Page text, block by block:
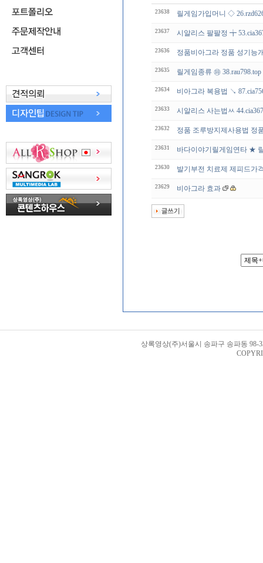
23638 릴게임가입머니 ◇
23637 시알리스 팔팔정 ╈
23636 정품비아그라 정품 성기능
23635 릴게임종류 ㉺
23634 비아그라 복용법 ↘
23633 시알리스 사는법ㅆ
23632 정품 조루방지제사용법 정
23631 바다이야기릴게임연타 ★
23630 발기부전 치료제 제피드가
23629 비아그라 효과
상록영상(주)서울시 송파구 송파동 98-